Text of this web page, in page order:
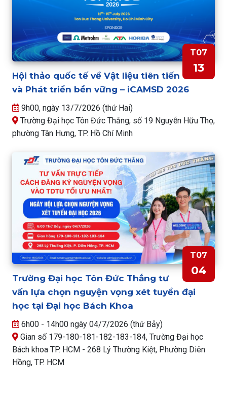
T07
13
Hội thảo quốc tế về Vật liệu tiên tiến
và Phát triển bền vững – iCAMSD 2026
9h00, ngày 13/7/2026 (thứ Hai)
Trường Đại học Tôn Đức Thắng, số 19 Nguyễn Hữu Thọ,
phường Tân Hưng, TP. Hồ Chí Minh
T07
04
Trường Đại học Tôn Đức Thắng tư
vấn lựa chọn nguyện vọng xét tuyển đại
học tại Đại học Bách Khoa
6h00 - 14h00 ngày 04/7/2026 (thứ Bảy)
Gian số 179-180-181-182-183-184, Trường Đại học
Bách khoa TP. HCM - 268 Lý Thường Kiệt, Phường Diên
Hồng, TP. HCM